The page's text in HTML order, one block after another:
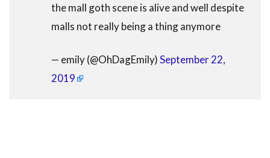
the mall goth scene is alive and well despite
malls not really being a thing anymore
— emily (@OhDagEmily)September 22,
2019